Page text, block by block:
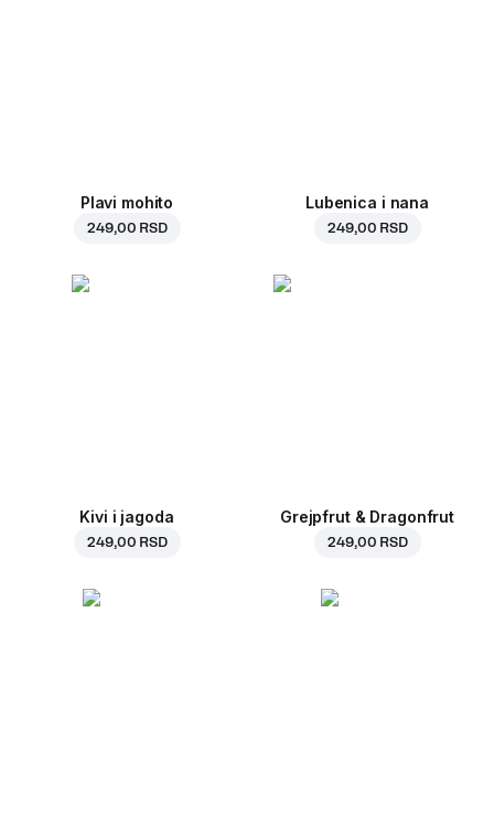
Plavi mohito
249,00 RSD
Lubenica i nana
249,00 RSD
Kivi i jagoda
249,00 RSD
Grejpfrut & Dragonfrut
249,00 RSD